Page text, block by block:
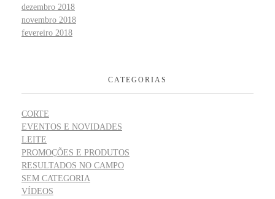
dezembro 2018
novembro 2018
fevereiro 2018
CATEGORIAS
CORTE
EVENTOS E NOVIDADES
LEITE
PROMOÇÕES E PRODUTOS
RESULTADOS NO CAMPO
SEM CATEGORIA
VÍDEOS